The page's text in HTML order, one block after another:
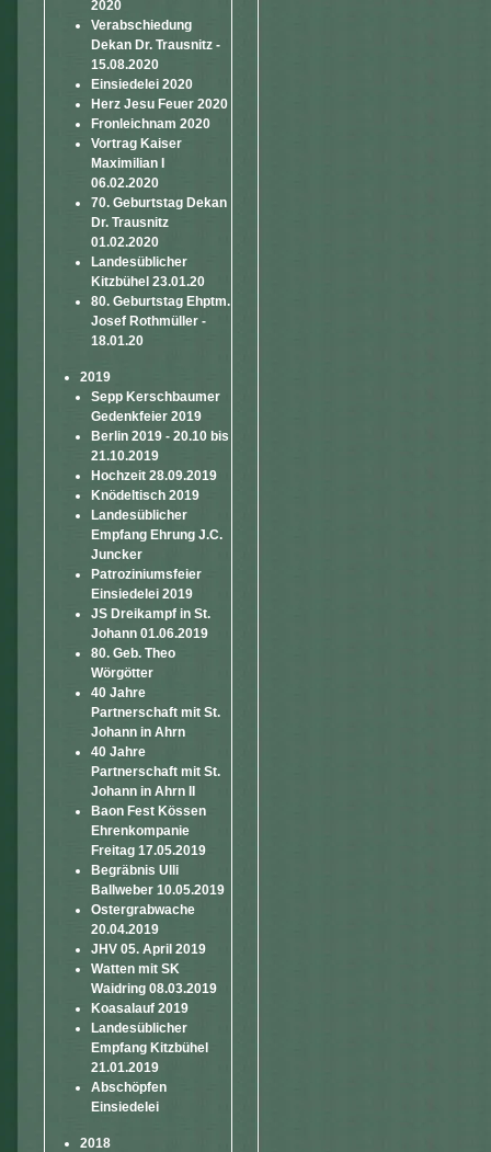
2020
Verabschiedung
Dekan Dr. Trausnitz -
15.08.2020
Einsiedelei 2020
Herz Jesu Feuer 2020
Fronleichnam 2020
Vortrag Kaiser
Maximilian I
06.02.2020
70. Geburtstag Dekan
Dr. Trausnitz
01.02.2020
Landesüblicher
Kitzbühel 23.01.20
80. Geburtstag Ehptm.
Josef Rothmüller -
18.01.20
2019
Sepp Kerschbaumer
Gedenkfeier 2019
Berlin 2019 - 20.10 bis
21.10.2019
Hochzeit 28.09.2019
Knödeltisch 2019
Landesüblicher
Empfang Ehrung J.C.
Juncker
Patroziniumsfeier
Einsiedelei 2019
JS Dreikampf in St.
Johann 01.06.2019
80. Geb. Theo
Wörgötter
40 Jahre
Partnerschaft mit St.
Johann in Ahrn
40 Jahre
Partnerschaft mit St.
Johann in Ahrn II
Baon Fest Kössen
Ehrenkompanie
Freitag 17.05.2019
Begräbnis Ulli
Ballweber 10.05.2019
Ostergrabwache
20.04.2019
JHV 05. April 2019
Watten mit SK
Waidring 08.03.2019
Koasalauf 2019
Landesüblicher
Empfang Kitzbühel
21.01.2019
Abschöpfen
Einsiedelei
2018